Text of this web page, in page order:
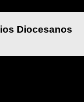
Diocesanos